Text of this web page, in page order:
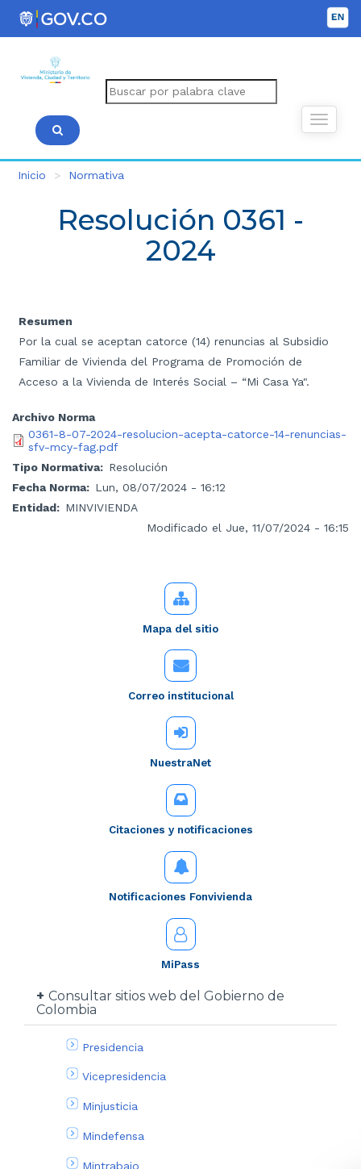
Inicio Normativa
Resolución 0361 -
2024
Resumen
Por la cual se aceptan catorce (14) renuncias al Subsidio
Familiar de Vivienda del Programa de Promoción de
Acceso a la Vivienda de Interés Social – “Mi Casa Ya".
Archivo Norma
0361-8-07-2024-resolucion-acepta-catorce-14-renuncias-
sfv-mcy-fag.pdf
Tipo Normativa
Resolución
Fecha Norma
Lun, 08/07/2024 - 16:12
Entidad
MINVIVIENDA
Modificado el Jue, 11/07/2024 - 16:15
Mapa del sitio
Correo institucional
NuestraNet
Citaciones y notificaciones
Notificaciones Fonvivienda
MiPass
Consultar sitios web del Gobierno de
Colombia
Presidencia
Vicepresidencia
Minjusticia
Mindefensa
Mintrabajo